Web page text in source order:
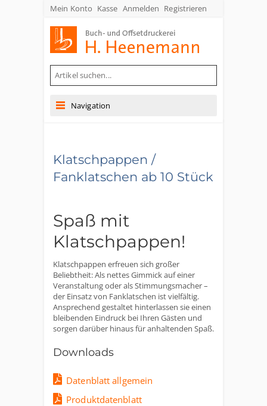
Mein Konto Kasse Anmelden Registrieren
Navigation
Klatschpappen /
Fanklatschen ab 10 Stück
Spaß mit
Klatschpappen!
Klatschpappen erfreuen sich großer
Beliebtheit: Als nettes Gimmick auf einer
Veranstaltung oder als Stimmungsmacher –
der Einsatz von Fanklatschen ist vielfältig.
Ansprechend gestaltet hinterlassen sie einen
bleibenden Eindruck bei Ihren Gästen und
sorgen darüber hinaus für anhaltenden Spaß.
Downloads
Datenblatt allgemein
Produktdatenblatt